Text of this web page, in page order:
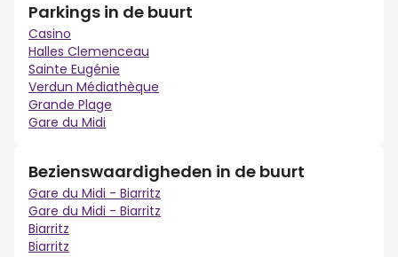
Parkings in de buurt
Casino
Halles Clemenceau
Sainte Eugénie
Verdun Médiathèque
Grande Plage
Gare du Midi
Bezienswaardigheden in de buurt
Gare du Midi - Biarritz
Gare du Midi - Biarritz
Biarritz
Biarritz